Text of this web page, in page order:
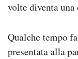
volte diventa
Qualche tempo
presentata alla